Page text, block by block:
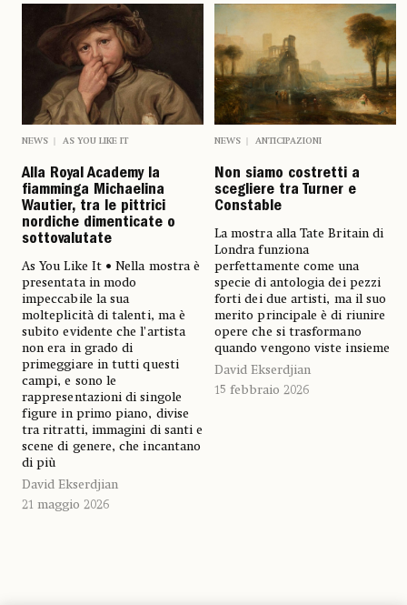
NEWS AS YOU LIKE IT
Alla Royal Academy la
fiamminga Michaelina
Wautier, tra le pittrici
nordiche dimenticate o
sottovalutate
As You Like It • Nella mostra è
presentata in modo
impeccabile la sua
molteplicità di talenti, ma è
subito evidente che l’artista
non era in grado di
primeggiare in tutti questi
campi, e sono le
rappresentazioni di singole
figure in primo piano, divise
tra ritratti, immagini di santi e
scene di genere, che incantano
di più
David Ekserdjian
21 maggio 2026
NEWS ANTICIPAZIONI
Non siamo costretti a
scegliere tra Turner e
Constable
La mostra alla Tate Britain di
Londra funziona
perfettamente come una
specie di antologia dei pezzi
forti dei due artisti, ma il suo
merito principale è di riunire
opere che si trasformano
quando vengono viste insieme
David Ekserdjian
15 febbraio 2026